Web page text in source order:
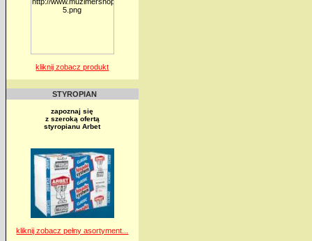
kliknij zobacz produkt
STYROPIAN
zapoznaj się
z szeroką ofertą
styropianu Arbet
kliknij zobacz pełny asortyment...